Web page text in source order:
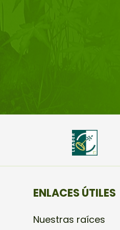
ENLACES ÚTILES
Nuestras raíces